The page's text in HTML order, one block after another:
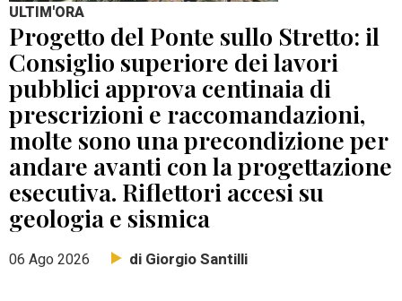
ULTIM'ORA
Progetto del Ponte sullo Stretto: il
Consiglio superiore dei lavori
pubblici approva centinaia di
prescrizioni e raccomandazioni,
molte sono una precondizione per
andare avanti con la progettazione
esecutiva. Riflettori accesi su
geologia e sismica
06 Ago 2026 di Giorgio Santilli